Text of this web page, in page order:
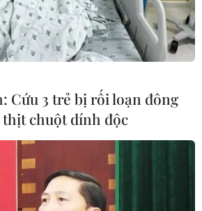
Cứu 3 trẻ bị rối loạn đông
chuột dính độc